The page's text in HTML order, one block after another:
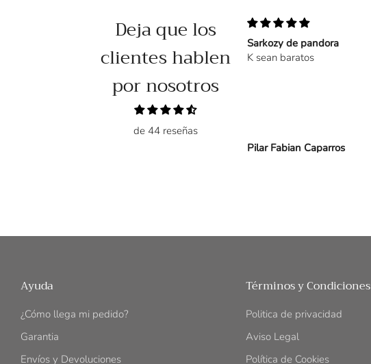
Deja que los
clientes hablen
por nosotros
de 44 reseñas
Diseño muy bonito sí que
Sarkozy de pandora
K sean baratos
Pilar Fabian Caparros
Ayuda
¿Cómo llega mi pedido?
Garantia
Envíos y Devoluciones
Términos y Condiciones
Politica de privacidad
Aviso Legal
Política de Cookies